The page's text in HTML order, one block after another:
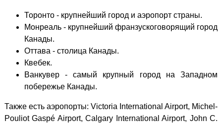
Торонто - крупнейший город и аэропорт страны.
Монреаль - крупнейший франзускоговорящий город
Канады.
Оттава - столица Канады.
Квебек.
Ванкувер - самый крупный город на Западном
побережье Канады.
Также есть аэропорты: Victoria International Airport, Michel-
Pouliot Gaspé Airport, Calgary International Airport, John C.